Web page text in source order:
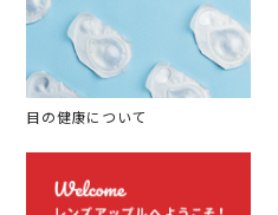
目の健康について